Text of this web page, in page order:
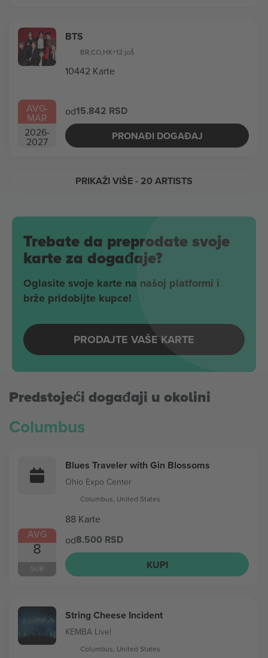
AVG-
MAR
2026-
2027
BTS
BR,CO,HK+12 još
10442 Karte
od15.842 RSD
PRONAĐI DOGAĐAJ
PRIKAŽI VIŠE- 20 ARTISTS
Trebate da preprodate svoje
karte za događaje?
Oglasite svoje karte na našoj platformi i
brže pridobijte kupce!
PRODAJTE VAŠE KARTE
Predstojeći događaji u okolini
Columbus
AVG
8
SUB
Blues Traveler with Gin Blossoms
Ohio Expo Center
Columbus, United States
88 Karte
od8.500 RSD
KUPI
String Cheese Incident
KEMBA Live!
Columbus, United States